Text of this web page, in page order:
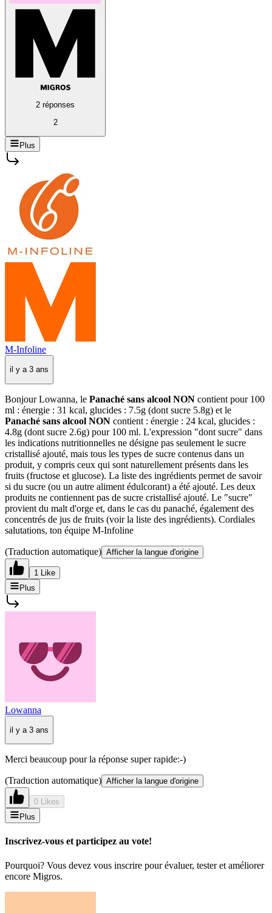
2 réponses
2
Plus
M-Infoline
il y a 3 ans
Bonjour Lowanna, le Panaché sans alcool NON contient pour 100
ml : énergie : 31 kcal, glucides : 7.5g (dont sucre 5.8g) et le
Panaché sans alcool NON contient : énergie : 24 kcal, glucides :
4.8g (dont sucre 2.6g) pour 100 ml. L'expression "dont sucre" dans
les indications nutritionnelles ne désigne pas seulement le sucre
cristallisé ajouté, mais tous les types de sucre contenus dans un
produit, y compris ceux qui sont naturellement présents dans les
fruits (fructose et glucose). La liste des ingrédients permet de savoir
si du sucre (ou un autre aliment édulcorant) a été ajouté. Les deux
produits ne contiennent pas de sucre cristallisé ajouté. Le "sucre"
provient du malt d'orge et, dans le cas du panaché, également des
concentrés de jus de fruits (voir la liste des ingrédients). Cordiales
salutations, ton équipe M-Infoline
(Traduction automatique) Afficher la langue d'origine
1 Like
Plus
Lowanna
il y a 3 ans
Merci beaucoup pour la réponse super rapide:-)
(Traduction automatique) Afficher la langue d'origine
0 Likes
Plus
Inscrivez-vous et participez au vote!
Pourquoi? Vous devez vous inscrire pour évaluer, tester et améliorer
encore Migros.